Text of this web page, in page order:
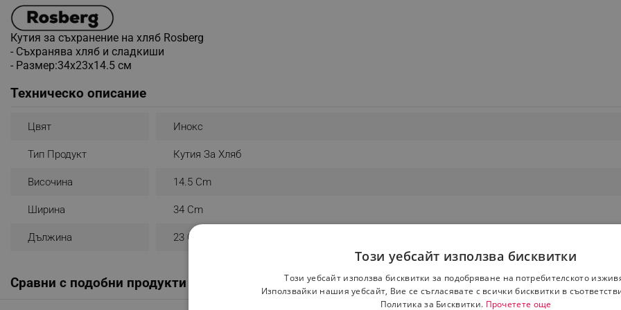
Кутия за съхранение на хляб Rosberg
- Съхранява хляб и сладкиши
- Размер:34х23х14.5 см
Техническо описание
Цвят Инокс
Тип Продукт Кутия За Хляб
Височина 14.5 Cm
Ширина 34 Cm
Дължина 23 Cm
Сравни с подобни продукти
Този уебсайт използва бисквитки
Този уебсайт използва бисквитки за подобряване на потребителското
Използвайки нашия уебсайт, Вие се съгласявате с всички бисквитки в
Политика за Бисквитки. Прочетете още